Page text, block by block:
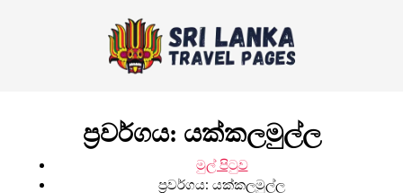
ප්‍රවර්ගය: යක්කලමුල්ල
මුල් පිටුව
ප්‍රවර්ගය: යක්කලමුල්ල